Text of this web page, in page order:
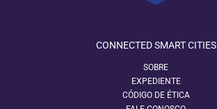
CONNECTED SMART CITIES
SOBRE
EXPEDIENTE
CÓDIGO DE ÉTICA